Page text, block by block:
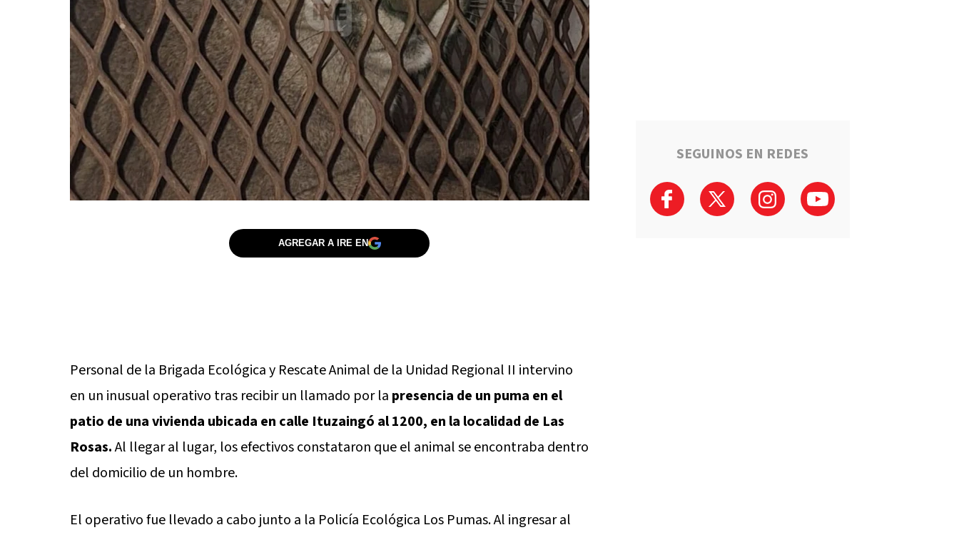
AGREGAR A IRE EN
Personal de la Brigada Ecológica y Rescate Animal de la Unidad Regional II intervino
en un inusual operativo tras recibir un llamado por la presencia de un puma en el
patio de una vivienda ubicada en calle Ituzaingó al 1200, en la localidad de Las
Rosas.Al llegar al lugar, los efectivos constataron que el animal se encontraba dentro
del domicilio de un hombre.
El operativo fue llevado a cabo junto a la Policía Ecológica Los Pumas. Al ingresar al
"Solo quería darle una
oportunidad"SEGUINOS EN REDES